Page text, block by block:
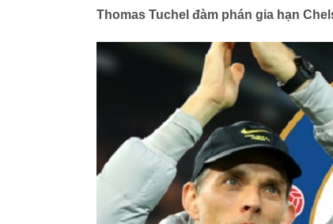
Thomas Tuchel đàm phán gia hạn